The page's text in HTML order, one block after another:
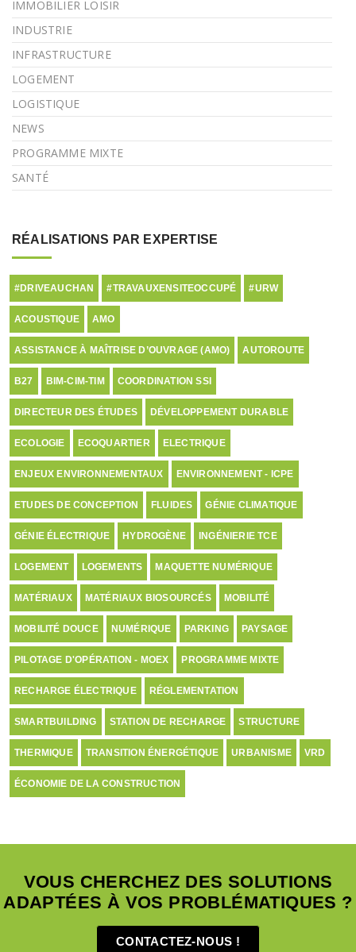
IMMOBILIER LOISIR
INDUSTRIE
INFRASTRUCTURE
LOGEMENT
LOGISTIQUE
NEWS
PROGRAMME MIXTE
SANTÉ
RÉALISATIONS PAR EXPERTISE
#DRIVEAUCHAN #TRAVAUXENSITEOCCUPÉ #URW
ACOUSTIQUE AMO
ASSISTANCE À MAÎTRISE D’OUVRAGE (AMO) AUTOROUTE
B27 BIM-CIM-TIM COORDINATION SSI
DIRECTEUR DES ÉTUDES DÉVELOPPEMENT DURABLE
ECOLOGIE ECOQUARTIER ELECTRIQUE
ENJEUX ENVIRONNEMENTAUX ENVIRONNEMENT - ICPE
ETUDES DE CONCEPTION FLUIDES GÉNIE CLIMATIQUE
GÉNIE ÉLECTRIQUE HYDROGÈNE INGÉNIERIE TCE
LOGEMENT LOGEMENTS MAQUETTE NUMÉRIQUE
MATÉRIAUX MATÉRIAUX BIOSOURCÉS MOBILITÉ
MOBILITÉ DOUCE NUMÉRIQUE PARKING PAYSAGE
PILOTAGE D'OPÉRATION - MOEX PROGRAMME MIXTE
RECHARGE ÉLECTRIQUE RÉGLEMENTATION
SMARTBUILDING STATION DE RECHARGE STRUCTURE
THERMIQUE TRANSITION ÉNERGÉTIQUE URBANISME VRD
ÉCONOMIE DE LA CONSTRUCTION
VOUS CHERCHEZ DES SOLUTIONS
ADAPTÉES À VOS PROBLÉMATIQUES ?
CONTACTEZ-NOUS !